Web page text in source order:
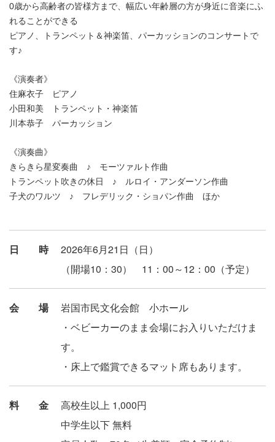
0歳から高齢者の皆様方まで、幅広い年齢層の方が身近に音楽にふ
れることができる
ピアノ、トランペット＆神楽笛、パーカッションのコンサートで
す♪
《演奏者》
住麻衣子 ピアノ
小田和美 トランペット・神楽笛
川本恭子 パーカッション
《演奏曲》
きらきら星変奏曲 ♪ モーツァルト作曲
トランペット吹きの休日 ♪ ルロイ・アンダーソン作曲
子犬のワルツ ♪ フレデリック・ショパン作曲 ほか
日時
2026年6月21日（日）
（開場10：30） 11：00～12：00（予定）
会場
岩国市民文化会館 小ホール
・ベビーカーのまま会場にお入りいただけま
す。
・床上で鑑賞できるマット席もあります。
料金
高校生以上 1,000円
中学生以下 無料